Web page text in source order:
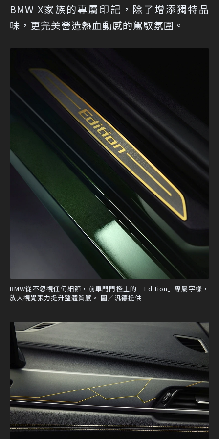
BMW X家族的專屬印記，除了增添獨特品
味，更完美營造熱血動感的駕馭氛圍。
BMW從不忽視任何細節，前車門門檻上的「Edition」專屬字樣，
放大視覺張力提升整體質感。 圖／汎德提供